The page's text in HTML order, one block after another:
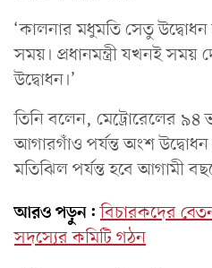
‘কালনার মধুমতি সেতু
সময়। প্রধানমন্ত্রী যখনই
উদ্বোধন।’
তিনি বলেন, মেট্রোরেলের ৯৪
আগারগাঁও পর্যন্ত অংশ
মতিঝিল পর্যন্ত হবে আগামী
আরও পড়ুন: বিচারকদের
সদস্যের কমিটি গঠন